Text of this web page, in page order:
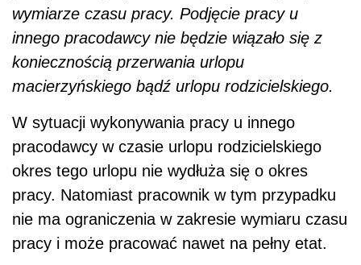
wymiarze czasu pracy. Podjęcie pracy u
innego pracodawcy nie będzie wiązało się z
koniecznością przerwania urlopu
macierzyńskiego bądź urlopu rodzicielskiego.
W sytuacji wykonywania pracy u innego
pracodawcy w czasie urlopu rodzicielskiego
okres tego urlopu nie wydłuża się o okres
pracy. Natomiast pracownik w tym przypadku
nie ma ograniczenia w zakresie wymiaru czasu
pracy i może pracować nawet na pełny etat.